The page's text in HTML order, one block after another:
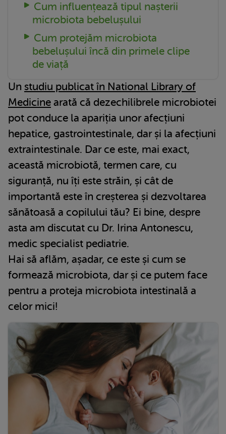
Cum influențează tipul nașterii
microbiota bebelușului
Cum protejăm microbiota
bebelușului încă din primele clipe
de viață
Un studiu publicat în National Library of
Medicine arată că dezechilibrele microbiotei
pot conduce la apariția unor afecțiuni
hepatice, gastrointestinale, dar și la afecțiuni
extraintestinale. Dar ce este, mai exact,
această microbiotă, termen care, cu
siguranță, nu îți este străin, și cât de
importantă este în creșterea și dezvoltarea
sănătoasă a copilului tău? Ei bine, despre
asta am discutat cu Dr. Irina Antonescu,
medic specialist pediatrie.
Hai să aflăm, așadar, ce este și cum se
formează microbiota, dar și ce putem face
pentru a proteja microbiota intestinală a
celor mici!